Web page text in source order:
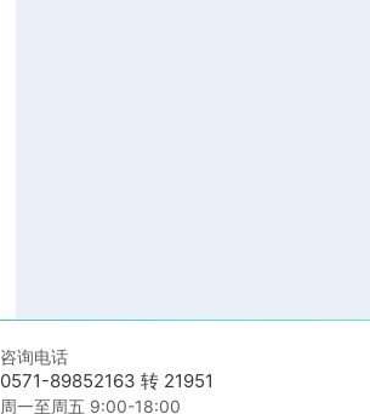
咨询电话
0571-89852163 转 21951
周一至周五 9:00-18:00